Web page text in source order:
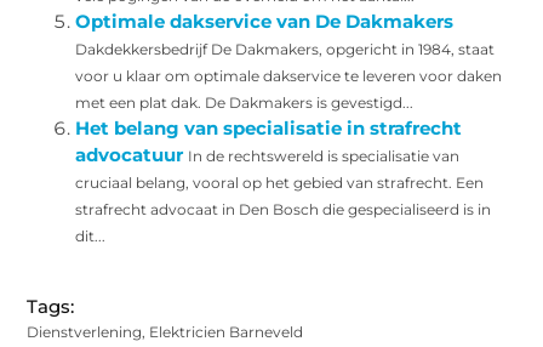
Optimale dakservice van De Dakmakers
Dakdekkersbedrijf De Dakmakers, opgericht in 1984, staat
voor u klaar om optimale dakservice te leveren voor daken
met een plat dak. De Dakmakers is gevestigd...
Het belang van specialisatie in strafrecht
advocatuur In de rechtswereld is specialisatie van
cruciaal belang, vooral op het gebied van strafrecht. Een
strafrecht advocaat in Den Bosch die gespecialiseerd is in
dit...
Tags:
Dienstverlening, Elektricien Barneveld